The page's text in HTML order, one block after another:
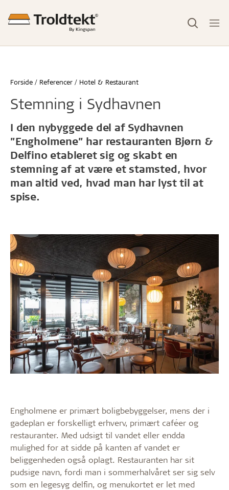
Forside Referencer Hotel & Restaurant
Stemning i Sydhavnen
I den nybyggede del af Sydhavnen
”Engholmene” har restauranten Bjørn &
Delfino etableret sig og skabt en
stemning af at være et stamsted, hvor
man altid ved, hvad man har lyst til at
spise.
Engholmene er primært boligbebyggelser, mens der i
gadeplan er forskelligt erhverv, primært caféer og
restauranter. Med udsigt til vandet eller endda
mulighed for at sidde på kanten af vandet er
beliggenheden også oplagt. Restauranten har sit
pudsige navn, fordi man i sommerhalvåret ser sig selv
som en legesyg delfin, og menukortet er let med